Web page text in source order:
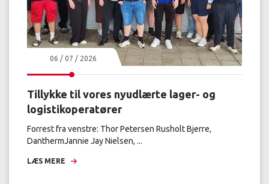
06 / 07 / 2026
Tillykke til vores nyudlærte lager- og
logistikoperatører
Forrest fra venstre: Thor Petersen Rusholt Bjerre,
DanthermJannie Jay Nielsen, ...
LÆS MERE